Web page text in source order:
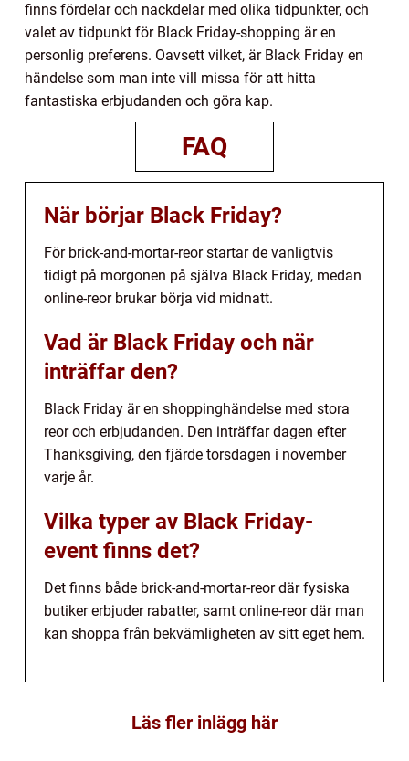
finns fördelar och nackdelar med olika tidpunkter, och
valet av tidpunkt för Black Friday-shopping är en
personlig preferens. Oavsett vilket, är Black Friday en
händelse som man inte vill missa för att hitta
fantastiska erbjudanden och göra kap.
FAQ
När börjar Black Friday?
För brick-and-mortar-reor startar de vanligtvis
tidigt på morgonen på själva Black Friday, medan
online-reor brukar börja vid midnatt.
Vad är Black Friday och när
inträffar den?
Black Friday är en shoppinghändelse med stora
reor och erbjudanden. Den inträffar dagen efter
Thanksgiving, den fjärde torsdagen i november
varje år.
Vilka typer av Black Friday-
event finns det?
Det finns både brick-and-mortar-reor där fysiska
butiker erbjuder rabatter, samt online-reor där man
kan shoppa från bekvämligheten av sitt eget hem.
Läs fler inlägg här